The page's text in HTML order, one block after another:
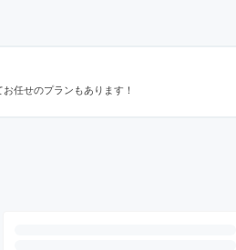
任せのプランもあります！